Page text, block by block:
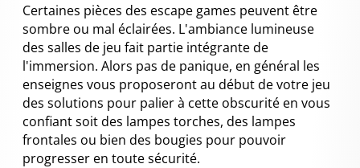
Certaines pièces des escape games peuvent être
sombre ou mal éclairées. L'ambiance lumineuse
des salles de jeu fait partie intégrante de
l'immersion. Alors pas de panique, en général les
enseignes vous proposeront au début de votre jeu
des solutions pour palier à cette obscurité en vous
confiant soit des lampes torches, des lampes
frontales ou bien des bougies pour pouvoir
progresser en toute sécurité.